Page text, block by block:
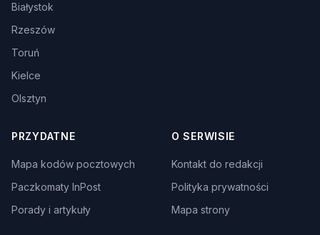
Białystok
Rzeszów
Toruń
Kielce
Olsztyn
PRZYDATNE
Mapa kodów pocztowych
Paczkomaty InPost
Porady i artykuły
O SERWISIE
Kontakt do redakcji
Polityka prywatności
Mapa strony